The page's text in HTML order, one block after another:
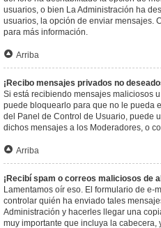
usuarios, o bien La Administración ha
usuarios, la opción de enviar mensajes.
para más información.
Arriba
¡Recibo mensajes privados no
Si está recibiendo mensajes maliciosos
puede bloquearlo para que no le pueda
del Panel de Control de Usuario, puede
dichos mensajes a los Moderadores, o
Arriba
¡Recibí spam o correos maliciosos de
Lamentamos oír eso. El formulario de e-
controlar quién ha enviado tales
Administración y hacerles llegar una
muy importante que incluya la